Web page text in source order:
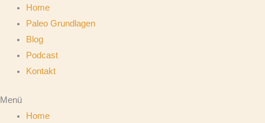
Inhalt
springen
Home
Paleo Grundlagen
Blog
Podcast
Kontakt
Menü
Home